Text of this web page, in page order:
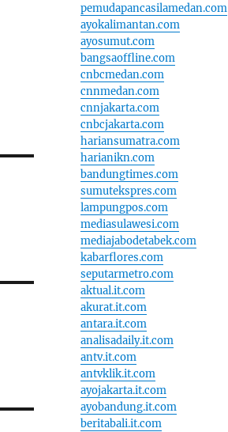
pemudapancasilamedan.com
ayokalimantan.com
ayosumut.com
bangsaoffline.com
cnbcmedan.com
cnnmedan.com
cnnjakarta.com
cnbcjakarta.com
hariansumatra.com
harianikn.com
bandungtimes.com
sumutekspres.com
lampungpos.com
mediasulawesi.com
mediajabodetabek.com
kabarflores.com
seputarmetro.com
aktual.it.com
akurat.it.com
antara.it.com
analisadaily.it.com
antv.it.com
antvklik.it.com
ayojakarta.it.com
ayobandung.it.com
beritabali.it.com